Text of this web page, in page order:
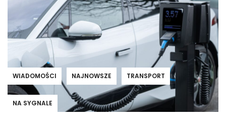
WIADOMOŚCI NAJNOWSZE TRANSPORT
NA SYGNALE